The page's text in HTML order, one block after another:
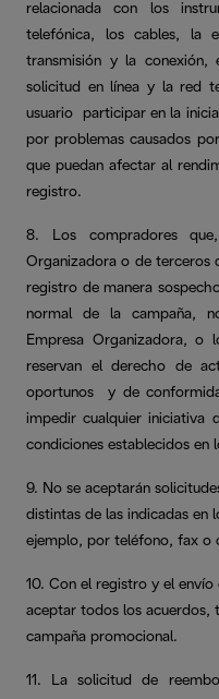
relacionada con los
telefónica, los cables, la
transmisión y la
solicitud en línea y la red
usuario participar en la
por problemas causados
que puedan afectar al
registro.
8. Los compradores
Organizadora o de terceros
registro de manera
normal de la campaña,
Empresa Organizadora,
reservan el derecho de
oportunos y de
impedir cualquier iniciativa
condiciones establecidos en
9. No se aceptarán
distintas de las indicadas en
ejemplo, por teléfono, fax o
10. Con el registro y el
aceptar todos los acuerdos,
campaña promocional.
11. La solicitud de